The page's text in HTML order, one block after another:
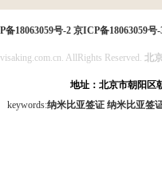
备18063059号-2 京ICP备18063059号-
AllRights Reserved. 北
地址：北京市朝阳区
keywords:纳米比亚签证 纳米比亚签